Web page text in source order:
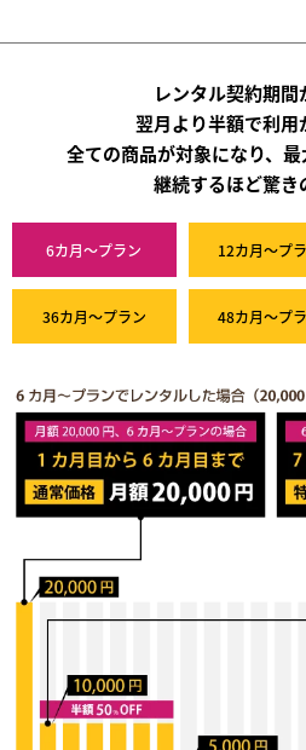
レンタル契約期間
翌月より半額で利用
全ての商品が対象になり、
継続するほど驚き
6カ月～プラン 12カ月～プ
36カ月～プラン 48カ月～プ